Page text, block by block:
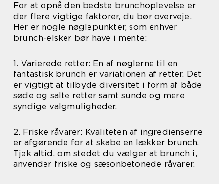
For at opnå den bedste brunchoplevelse er
der flere vigtige faktorer, du bør overveje.
Her er nogle nøglepunkter, som enhver
brunch-elsker bør have i mente:
1. Varierede retter: En af nøglerne til en
fantastisk brunch er variationen af retter. Det
er vigtigt at tilbyde diversitet i form af både
søde og salte retter samt sunde og mere
syndige valgmuligheder.
2. Friske råvarer: Kvaliteten af ingredienserne
er afgørende for at skabe en lækker brunch.
Tjek altid, om stedet du vælger at brunch i,
anvender friske og sæsonbetonede råvarer.